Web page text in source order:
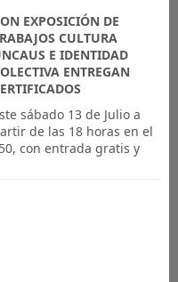
EXPOSICIÓN DE
CULTURA
E IDENTIDAD
ENTREGAN
sábado 13 de Julio a
de las 18 horas en el
con entrada gratis y